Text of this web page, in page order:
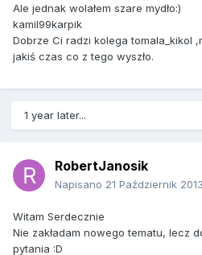
Ale jednak wolałem szare mydło:)
kamil99karpik
Dobrze Ci radzi kolega tomala_kikol
jakiś czas co z tego wyszło.
1 year later...
RobertJanosik
Napisano 21 Październik 2013
Witam Serdecznie
Nie zakładam nowego tematu, lecz
pytania :D